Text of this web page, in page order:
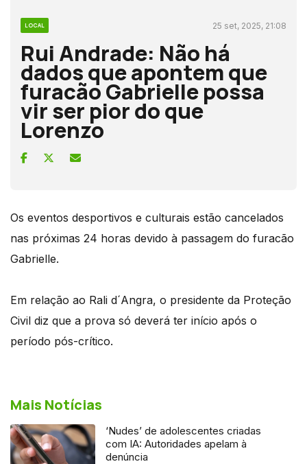
LOCAL 25 set, 2025, 21:08
Rui Andrade: Não há
dados que apontem que
furacão Gabrielle possa
vir ser pior do que
Lorenzo
Os eventos desportivos e culturais estão cancelados
nas próximas 24 horas devido à passagem do furacão
Gabrielle.
Em relação ao Rali d´Angra, o presidente da Proteção
Civil diz que a prova só deverá ter início após o
período pós-crítico.
Mais Notícias
‘Nudes’ de adolescentes criadas
com IA: Autoridades apelam à
denúncia